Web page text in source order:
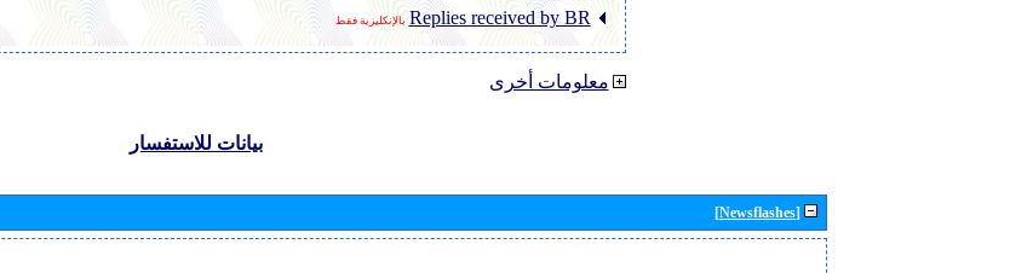
Replies received by BR بالإنكليزية فقط
معلومات أخرى
بيانات للاستفسار
[Newsflashes]